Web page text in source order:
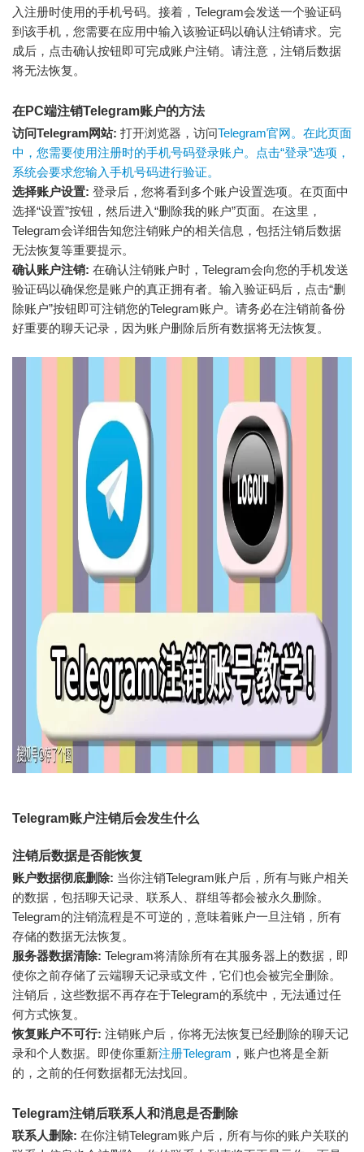
入注册时使用的手机号码。接着，Telegram会发送一个验证码
到该手机，您需要在应用中输入该验证码以确认注销请求。完
成后，点击确认按钮即可完成账户注销。请注意，注销后数据
将无法恢复。
在PC端注销Telegram账户的方法
访问Telegram网站: 打开浏览器，访问Telegram官网。在此页面
中，您需要使用注册时的手机号码登录账户。点击“登录”选项，
系统会要求您输入手机号码进行验证。
选择账户设置: 登录后，您将看到多个账户设置选项。在页面中
选择“设置”按钮，然后进入“删除我的账户”页面。在这里，
Telegram会详细告知您注销账户的相关信息，包括注销后数据
无法恢复等重要提示。
确认账户注销: 在确认注销账户时，Telegram会向您的手机发送
验证码以确保您是账户的真正拥有者。输入验证码后，点击“删
除账户”按钮即可注销您的Telegram账户。请务必在注销前备份
好重要的聊天记录，因为账户删除后所有数据将无法恢复。
Telegram账户注销后会发生什么
注销后数据是否能恢复
账户数据彻底删除: 当你注销Telegram账户后，所有与账户相关
的数据，包括聊天记录、联系人、群组等都会被永久删除。
Telegram的注销流程是不可逆的，意味着账户一旦注销，所有
存储的数据无法恢复。
服务器数据清除: Telegram将清除所有在其服务器上的数据，即
使你之前存储了云端聊天记录或文件，它们也会被完全删除。
注销后，这些数据不再存在于Telegram的系统中，无法通过任
何方式恢复。
恢复账户不可行: 注销账户后，你将无法恢复已经删除的聊天记
录和个人数据。即使你重新注册Telegram ，账户也将是全新
的，之前的任何数据都无法找回。
Telegram注销后联系人和消息是否删除
联系人删除: 在你注销Telegram账户后，所有与你的账户关联的